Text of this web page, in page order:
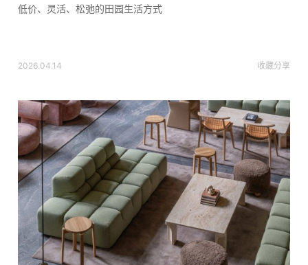
低价、灵活、松弛的田园生活方式
2026.04.14 收藏分享